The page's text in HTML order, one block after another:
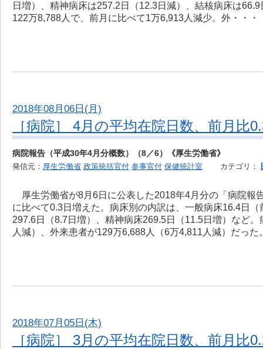
日増）、精神病床は257.2日（12.3日減）、結核病床は
122万8,788人で、前月に比べて1万6,913人減少。外・・・
2018年08月06日(月)
［病院］ 4月の平均在院日数、前月
病院報告（平成30年4月分概数）（8／6）《厚生労働省》
発信元： 厚生労働省 政策統括官付 参事官付 保健統計室 カテゴリ：
厚生労働省が8月6日に公表した2018年4月分の「病院報
に比べて0.3日増えた。病床別の内訳は、一般病床16.4日
297.6日（8.7日増）、精神病床269.5日（11.5日増）など
人減）、外来患者が129万6,688人（6万4,811人減）だった
2018年07月05日(木)
［病院］ 3月の平均在院日数、前月